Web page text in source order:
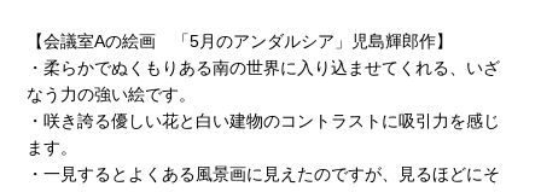
【会議室Aの絵画 「5月のアンダルシア」児島輝郎作】
・柔らかでぬくもりある南の世界に入り込ませてくれる、いざ
なう力の強い絵です。
・咲き誇る優しい花と白い建物のコントラストに吸引力を感じ
ます。
・一見するとよくある風景画に見えたのですが、見るほどにそ